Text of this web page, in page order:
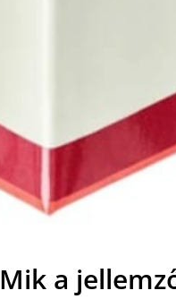
Mik a